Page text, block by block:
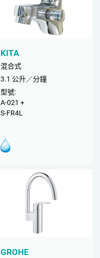
KITA
混合式
3.1 公升／分鐘
型號:
A-021 +
S-FR4L
GROHE